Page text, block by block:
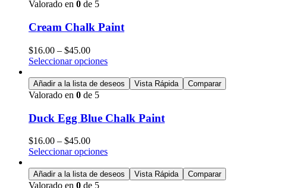
Valorado en 0 de 5
Cream Chalk Paint
$16.00 – $45.00
Seleccionar opciones
Añadir a la lista de deseos Vista Rápida Comparar
Valorado en 0 de 5
Duck Egg Blue Chalk Paint
$16.00 – $45.00
Seleccionar opciones
Añadir a la lista de deseos Vista Rápida Comparar
Valorado en 0 de 5